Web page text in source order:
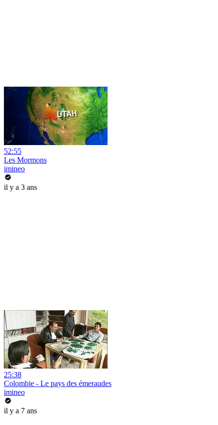
52:55
Les Mormons
imineo
il y a 3 ans
25:38
Colombie - Le pays des émeraudes
imineo
il y a 7 ans